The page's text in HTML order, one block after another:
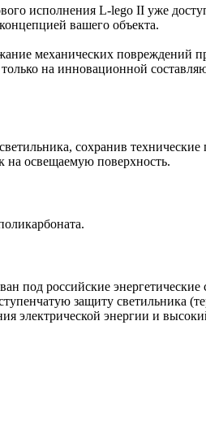
исполнения L-lego II уже
вашего объекта.
механических
на инновационной
сохранив
на освещаемую поверхность.
под российские
защиту светильника
электрической энергии и